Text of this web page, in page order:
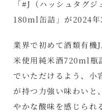
「#J（ハッシュタグ
180ml缶詰」が2024年
業界で初めて酒類有機
米使用純米酒720ml瓶
でいただけるよう、小
が持つ力強い味わいと
やかな酸味を感じられ